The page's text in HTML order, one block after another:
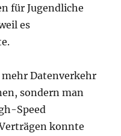
für Jugendliche
es
mehr Datenverkehr
sondern man
Speed
konnte